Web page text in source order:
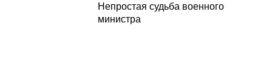
Непростая судьба военного
министра